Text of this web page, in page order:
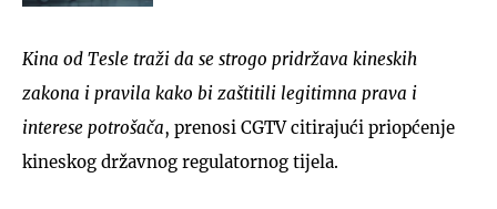
Kina od Tesle traži da se strogo pridržava kineskih
zakona i pravila kako bi zaštitili legitimna prava i
interese potrošača, prenosi CGTV citirajući priopćenje
kineskog državnog regulatornog tijela.